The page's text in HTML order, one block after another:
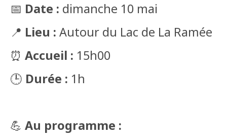
📅 Date : dimanche 10 mai
📍 Lieu : Autour du Lac de La Ramée
⏰ Accueil : 15h00
🕒 Durée : 1h
💪 Au programme :